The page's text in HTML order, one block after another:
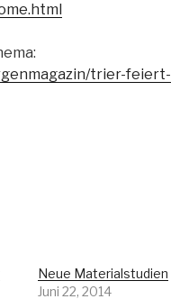
trier-feiert-
Neue Materialstudien
Juni 22, 2014